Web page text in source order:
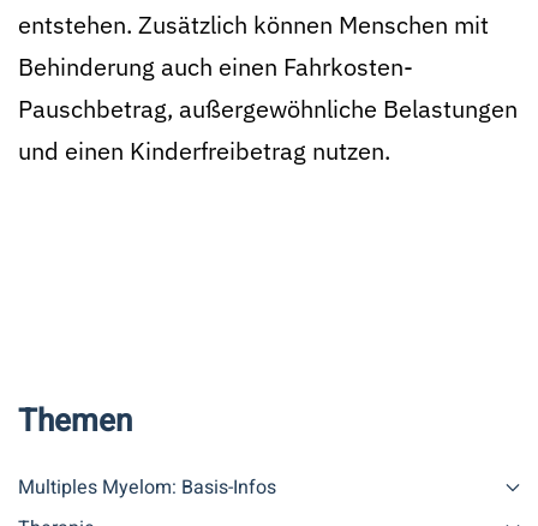
entstehen. Zusätzlich können Menschen mit
Behinderung auch einen Fahrkosten-
Pauschbetrag, außergewöhnliche Belastungen
und einen Kinderfreibetrag nutzen.
Themen
Multiples Myelom: Basis-Infos